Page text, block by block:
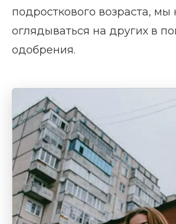
подросткового возраста,
оглядываться на других в
одобрения.